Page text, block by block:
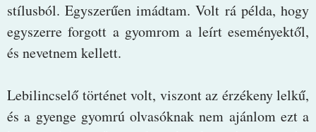
stílusból. Egyszerűen imádtam. Volt rá példa, hogy
egyszerre forgott a gyomrom a leírt eseményektől,
és nevetnem kellett.
Lebilincselő történet volt, viszont az érzékeny lelkű,
és a gyenge gyomrú olvasóknak nem ajánlom ezt a